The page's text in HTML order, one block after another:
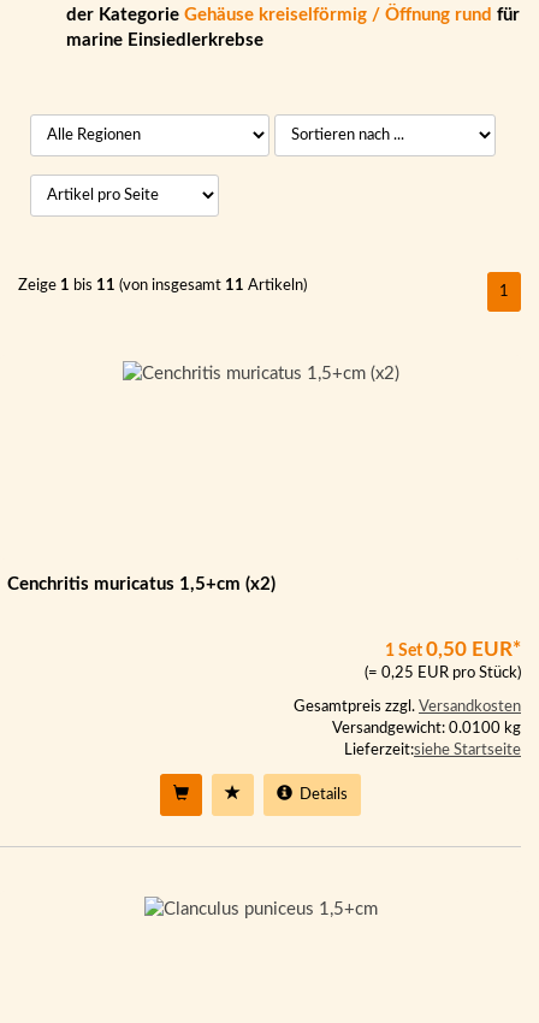
der Kategorie Gehäuse kreiselförmig / Öffnung rund für
marine Einsiedlerkrebse
Zeige 1 bis 11 (von insgesamt 11 Artikeln) 1
Cenchritis muricatus 1,5+cm (x2)
1 Set 0,50 EUR*
(= 0,25 EUR pro Stück)
Gesamtpreis zzgl. Versandkosten
Versandgewicht: 0.0100 kg
Lieferzeit:siehe Startseite
Details